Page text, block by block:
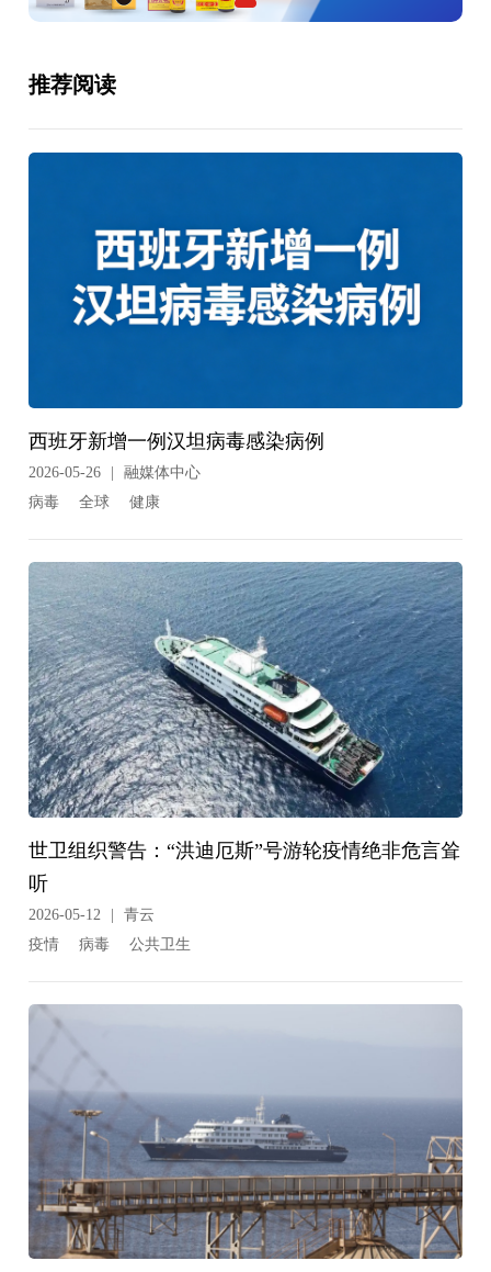
推荐阅读
西班牙新增一例汉坦病毒感染病例
2026-05-26
融媒体中心
病毒
全球 健康
世卫组织警告：“洪迪厄斯”号游轮疫情绝非危言耸
听
2026-05-12 |
青云
疫情
病毒 公共卫生